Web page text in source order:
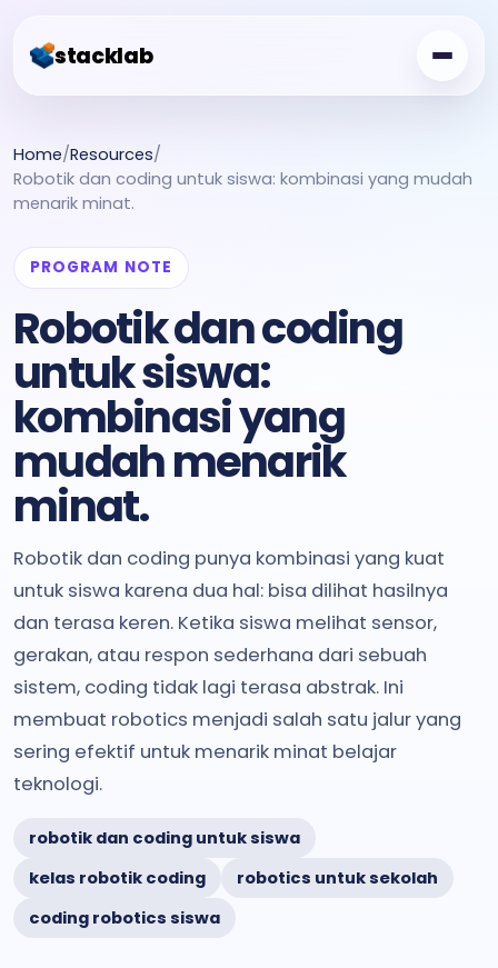
stacklab
Free Class
Creator Garden
For Schools
Home/Resources/
Robotik dan coding untuk siswa: kombinasi yang mudah
menarik minat.
PROGRAM NOTE
Robotik dan coding
untuk siswa:
kombinasi yang
mudah menarik
minat.
Robotik dan coding punya kombinasi yang kuat
untuk siswa karena dua hal: bisa dilihat hasilnya
dan terasa keren. Ketika siswa melihat sensor,
gerakan, atau respon sederhana dari sebuah
sistem, coding tidak lagi terasa abstrak. Ini
membuat robotics menjadi salah satu jalur yang
sering efektif untuk menarik minat belajar
teknologi.
robotik dan coding untuk siswa
kelas robotik coding
robotics untuk sekolah
coding robotics siswa